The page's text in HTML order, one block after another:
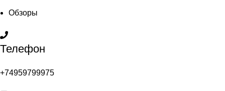
Обзоры
Телефон
+74959799975